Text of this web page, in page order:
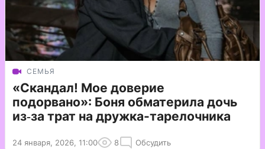
СЕМЬЯ
«Скандал! Мое доверие
подорвано»: Боня обматерила дочь
из‑за трат на дружка-тарелочника
24 января, 2026, 11:00 8 Обсудить